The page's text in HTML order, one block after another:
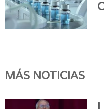
MÁS NOTICIAS